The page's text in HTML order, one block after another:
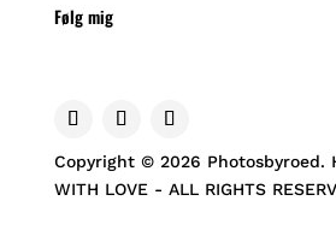
Følg mig
Copyright © 2026 Photosbyroed.
WITH LOVE - ALL RIGHTS